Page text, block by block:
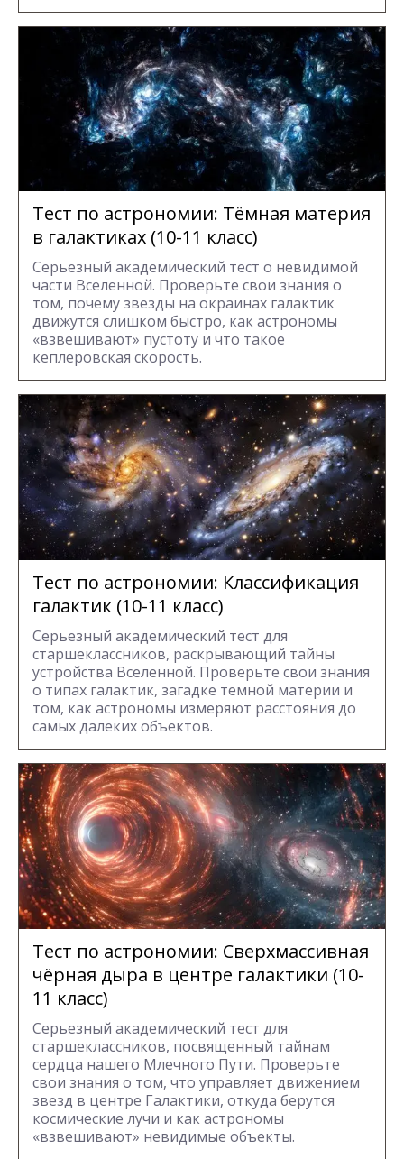
Тест по астрономии: Тёмная материя
в галактиках (10-11 класс)
Серьезный академический тест о невидимой
части Вселенной. Проверьте свои знания о
том, почему звезды на окраинах галактик
движутся слишком быстро, как астрономы
«взвешивают» пустоту и что такое
кеплеровская скорость.
Тест по астрономии: Классификация
галактик (10-11 класс)
Серьезный академический тест для
старшеклассников, раскрывающий тайны
устройства Вселенной. Проверьте свои знания
о типах галактик, загадке темной материи и
том, как астрономы измеряют расстояния до
самых далеких объектов.
Тест по астрономии: Сверхмассивная
чёрная дыра в центре галактики (10-
11 класс)
Серьезный академический тест для
старшеклассников, посвященный тайнам
сердца нашего Млечного Пути. Проверьте
свои знания о том, что управляет движением
звезд в центре Галактики, откуда берутся
космические лучи и как астрономы
«взвешивают» невидимые объекты.